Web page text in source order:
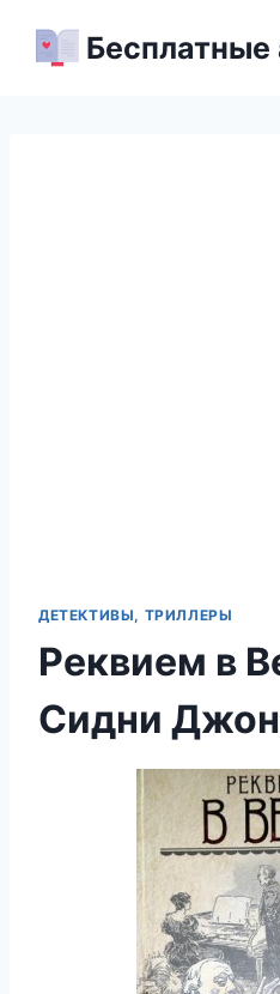
Бесплатные
ДЕТЕКТИВЫ, ТРИЛЛЕРЫ
Реквием в
Сидни